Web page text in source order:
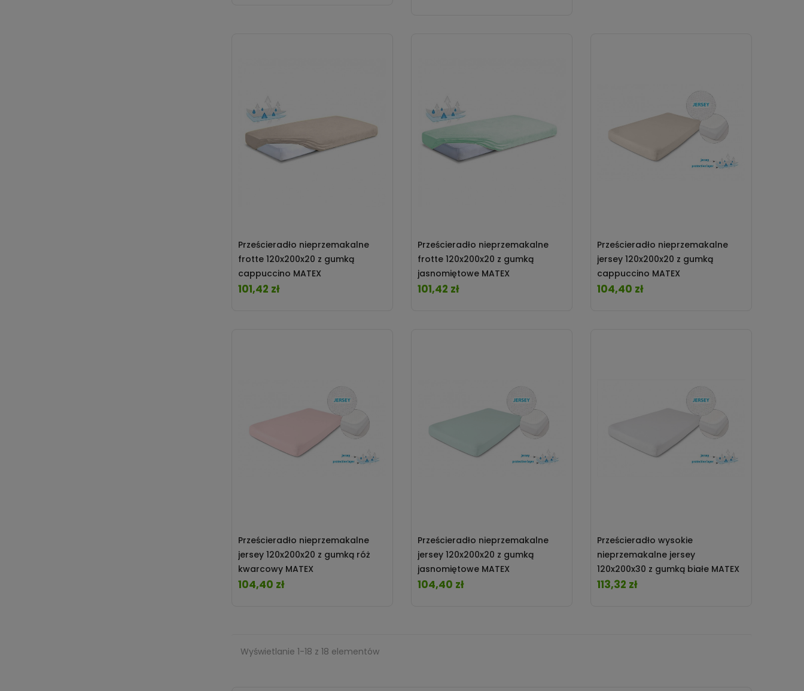
Prześcieradło nieprzemakalne
frotte 120x200x20 z gumką
cappuccino MATEX
Cena
101,42 zł
Prześcieradło nieprzemakalne
frotte 120x200x20 z gumką
jasnomiętowe MATEX
Cena
101,42 zł
Prześcieradło nieprzemakalne
jersey 120x200x20 z gumką
cappuccino MATEX
Cena
104,40 zł
Prześcieradło nieprzemakalne
jersey 120x200x20 z gumką róż
kwarcowy MATEX
Cena
104,40 zł
Prześcieradło nieprzemakalne
jersey 120x200x20 z gumką
jasnomiętowe MATEX
Cena
104,40 zł
Prześcieradło wysokie
nieprzemakalne jersey
120x200x30 z gumką białe MATEX
Cena
113,32 zł
Wyświetlanie 1-18 z 18 elementów